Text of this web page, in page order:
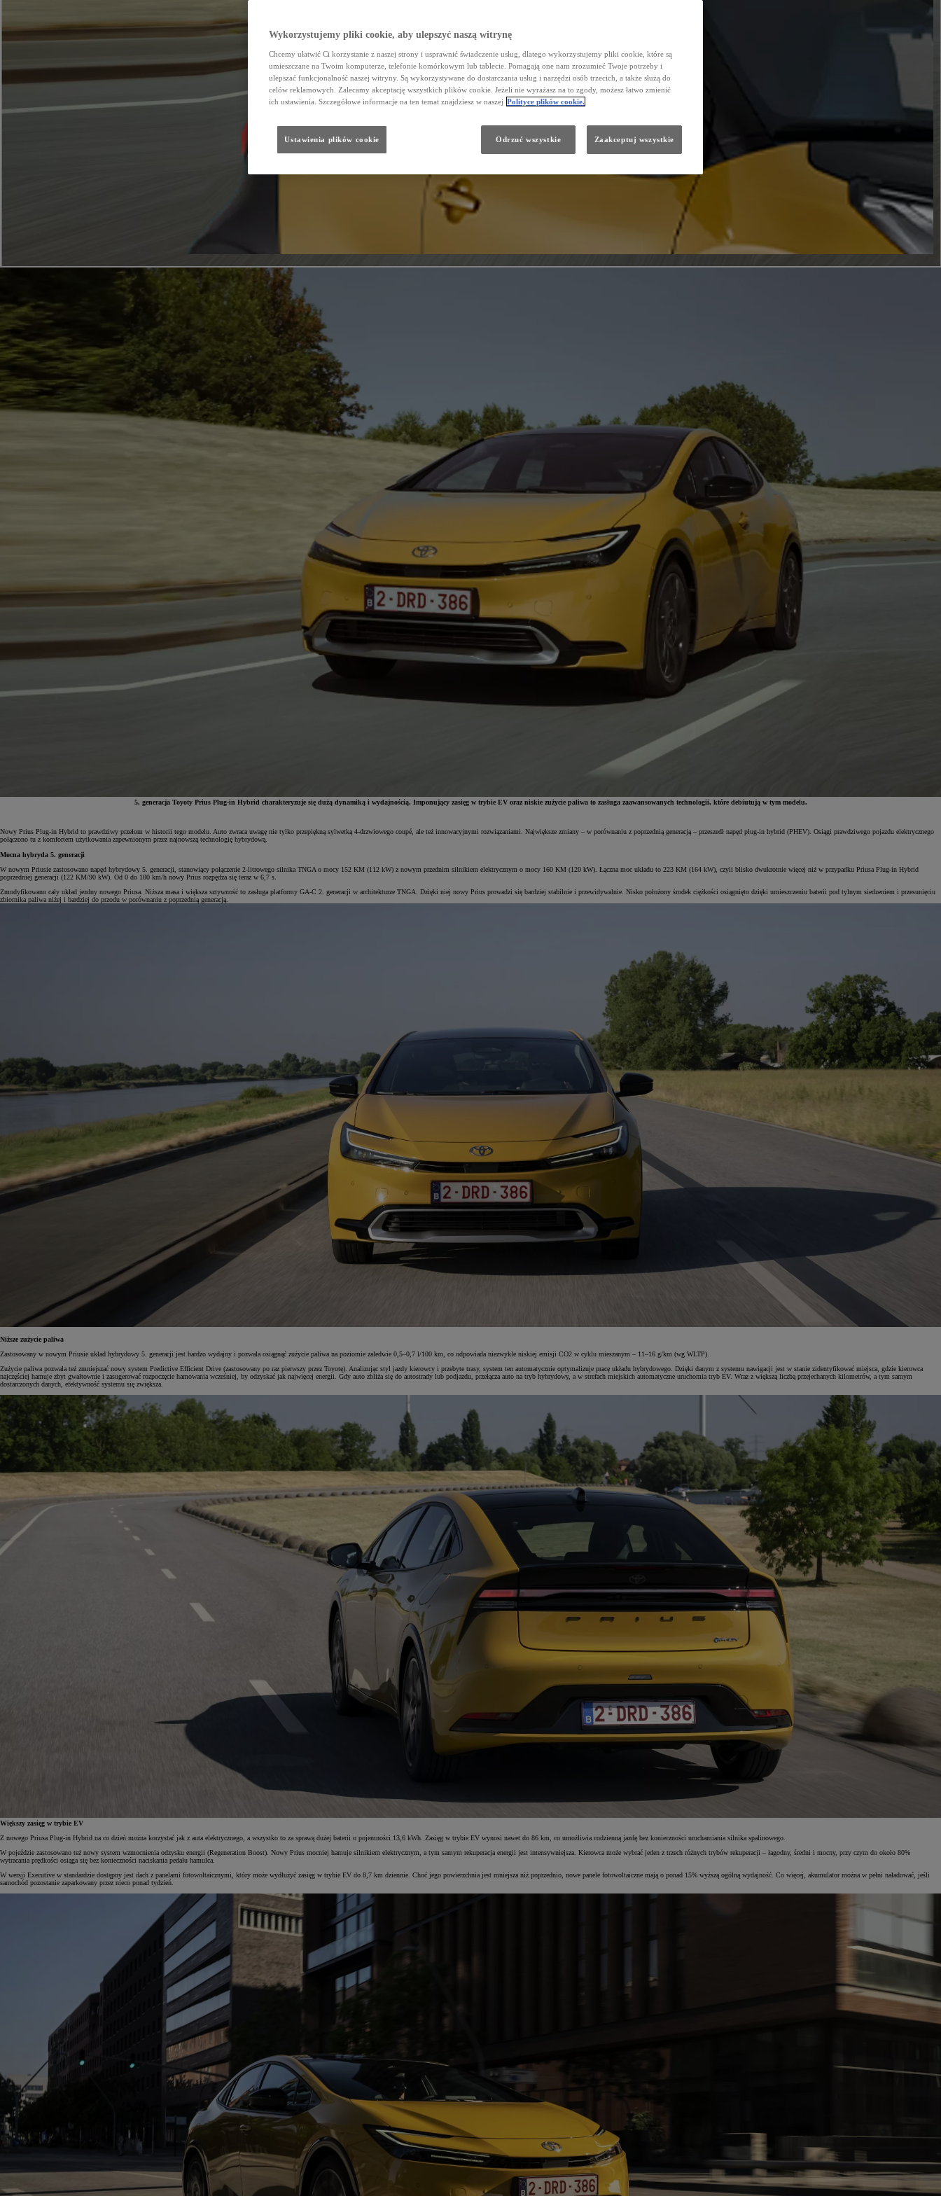
Yaris Cross
HYBRID
5. generacja Toyoty Prius Plug-in Hybrid charakteryzuje się dużą dynamiką i wydajnością. Imponujący zasięg w trybie EV oraz niskie zużycie paliwa to zasługa zaawansowanych technologii, które debiutują w tym modelu.
Nowy Prius Plug-in Hybrid to prawdziwy przełom w historii tego modelu. Auto zwraca uwagę nie tylko przepiękną sylwetką 4-drzwiowego coupé, ale też innowacyjnymi rozwiązaniami. Największe zmiany – w porównaniu z poprzednią generacją – przeszedł napęd plug-in hybrid (PHEV). Osiągi prawdziwego pojazdu elektrycznego
połączono tu z komfortem użytkowania zapewnionym przez najnowszą technologię hybrydową.
Mocna hybryda 5. generacji
W nowym Priusie zastosowano napęd hybrydowy 5. generacji, stanowiący połączenie 2-litrowego silnika TNGA o mocy 152 KM (112 kW) z nowym przednim silnikiem elektrycznym o mocy 160 KM (120 kW). Łączna moc układu to 223 KM (164 kW), czyli blisko dwukrotnie więcej niż w przypadku Priusa Plug-in Hybrid
poprzedniej generacji (122 KM/90 kW). Od 0 do 100 km/h nowy Prius rozpędza się teraz w 6,7 s.
Zmodyfikowano cały układ jezdny nowego Priusa. Niższa masa i większa sztywność to zasługa platformy GA-C 2. generacji w architekturze TNGA. Dzięki niej nowy Prius prowadzi się bardziej stabilnie i przewidywalnie. Nisko położony środek ciężkości osiągnięto dzięki umieszczeniu baterii pod tylnym siedzeniem i przesunięciu
zbiornika paliwa niżej i bardziej do przodu w porównaniu z poprzednią generacją.
Niższe zużycie paliwa
Zastosowany w nowym Priusie układ hybrydowy 5. generacji jest bardzo wydajny i pozwala osiągnąć zużycie paliwa na poziomie zaledwie 0,5–0,7 l/100 km, co odpowiada niezwykle niskiej emisji CO2 w cyklu mieszanym – 11–16 g/km (wg WLTP).
Zużycie paliwa pozwala też zmniejszać nowy system Predictive Efficient Drive (zastosowany po raz pierwszy przez Toyotę). Analizując styl jazdy kierowcy i przebyte trasy, system ten automatycznie optymalizuje pracę układu hybrydowego. Dzięki danym z systemu nawigacji jest w stanie zidentyfikować miejsca, gdzie kierowca
najczęściej hamuje zbyt gwałtownie i zasugerować rozpoczęcie hamowania wcześniej, by odzyskać jak najwięcej energii. Gdy auto zbliża się do autostrady lub podjazdu, przełącza auto na tryb hybrydowy, a w strefach miejskich automatyczne uruchomia tryb EV. Wraz z większą liczbą przejechanych kilometrów, a tym samym
dostarczonych danych, efektywność systemu się zwiększa.
Większy zasięg w trybie EV
Z nowego Priusa Plug-in Hybrid na co dzień można korzystać jak z auta elektrycznego, a wszystko to za sprawą dużej baterii o pojemności 13,6 kWh. Zasięg w trybie EV wynosi nawet do 86 km, co umożliwia codzienną jazdę bez konieczności uruchamiania silnika spalinowego.
W pojeździe zastosowano też nowy system wzmocnienia odzysku energii (Regeneration Boost). Nowy Prius mocniej hamuje silnikiem elektrycznym, a tym samym rekuperacja energii jest intensywniejsza. Kierowca może wybrać jeden z trzech różnych trybów rekuperacji – łagodny, średni i mocny, przy czym do około 80%
wytracania prędkości osiąga się bez konieczności naciskania pedału hamulca.
W wersji Executive w standardzie dostępny jest dach z panelami fotowoltaicznymi, który może wydłużyć zasięg w trybie EV do 8,7 km dziennie. Choć jego powierzchnia jest mniejsza niż poprzednio, nowe panele fotowoltaiczne mają o ponad 15% wyższą ogólną wydajność. Co więcej, akumulator można w pełni naładować, jeśli
samochód pozostanie zaparkowany przez nieco ponad tydzień.
Wykorzystujemy pliki cookie, aby ulepszyć naszą witrynę
Chcemy ułatwić Ci korzystanie z naszej strony i usprawnić świadczenie usług, dlatego wykorzystujemy pliki cookie, które są
umieszczane na Twoim komputerze, telefonie komórkowym lub tablecie. Pomagają one nam zrozumieć Twoje potrzeby i
ulepszać funkcjonalność naszej witryny. Są wykorzystywane do dostarczania usług i narzędzi osób trzecich, a także służą do
celów reklamowych. Zalecamy akceptację wszystkich plików cookie. Jeżeli nie wyrażasz na to zgody, możesz łatwo zmienić
ich ustawienia. Szczegółowe informacje na ten temat znajdziesz w naszej Polityce plików cookie.
Odrzuć wszystkie Zaakceptuj wszystkie
Ustawienia plików cookie